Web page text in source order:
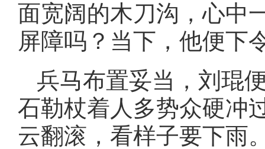
面宽阔的木刀沟，心中
屏障吗？当下，他便下
兵马布置妥当，刘琨
石勒杖着人多势众硬冲
云翻滚，看样子要下雨